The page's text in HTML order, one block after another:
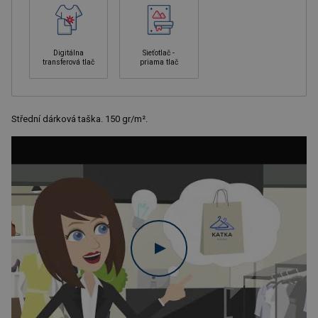
Digitálna
transferová tlač
Sieťotlač -
priama tlač
Střední dárková taška. 150 gr/m².